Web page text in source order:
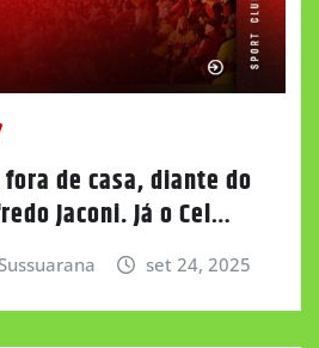
de casa, diante do
Jaconi. Já o Cel…
set 24, 2025